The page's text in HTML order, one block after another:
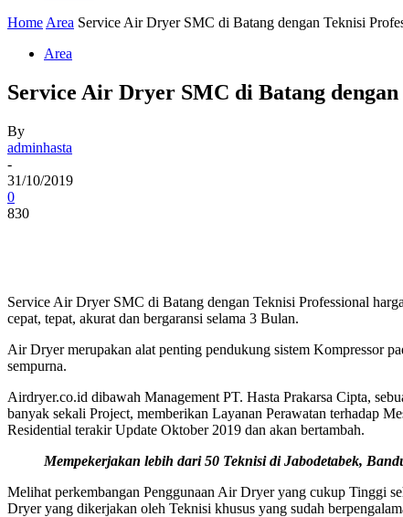
Home Area Service Air Dryer SMC di Batang dengan Teknisi
Area
Service Air Dryer SMC di Batang
By
adminhasta
-
31/10/2019
0
830
Service Air Dryer SMC di Batang dengan Teknisi Professional
cepat, tepat, akurat dan bergaransi selama 3 Bulan.
Air Dryer merupakan alat penting pendukung sistem Kompressor
sempurna.
Airdryer.co.id dibawah Management PT. Hasta Prakarsa Cipta,
banyak sekali Project, memberikan Layanan Perawatan terhadap
Residential terakir Update Oktober 2019 dan akan bertambah.
Mempekerjakan lebih dari 50 Teknisi di Jabodetabek,
Melihat perkembangan Penggunaan Air Dryer yang cukup Tinggi
Dryer yang dikerjakan oleh Teknisi khusus yang sudah